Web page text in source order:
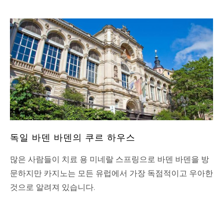
독일 바덴 바덴의 쿠르 하우스
많은 사람들이 치료 용 미네랄 스프링으로 바덴 바덴을 방
문하지만 카지노는 모든 유럽에서 가장 독점적이고 우아한
것으로 알려져 있습니다.